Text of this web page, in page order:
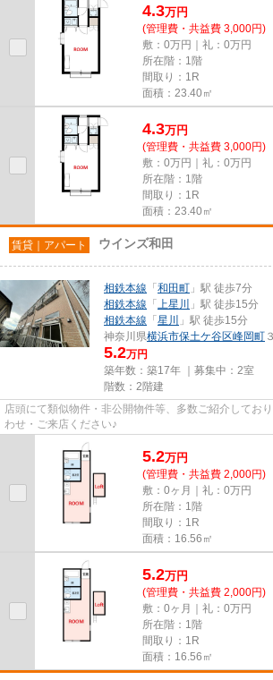
4.3万円
(管理費・共益費 3,000円)
敷：0万円｜礼：0万円
所在階：1階
間取り：1R
面積：23.40㎡
4.3万円
(管理費・共益費 3,000円)
敷：0万円｜礼：0万円
所在階：1階
間取り：1R
面積：23.40㎡
賃貸｜アパート ウインズ和田
相鉄本線 「 和田町 」駅 徒歩7分
相鉄本線 「 上星川
」駅 徒歩15分
相鉄本線 「 星川
」駅 徒歩15分
神奈川県横浜市保土ケ谷区峰岡町
5.2万円
築年数：築17年 ｜募集中： 2室
階数：2階建
店頭にて類似物件・非公開物件等、多数ご紹介してお
わせ・ご来店ください♪
5.2万円
(管理費・共益費 2,000円)
敷：0ヶ月｜礼：0万円
所在階：1階
間取り：1R
面積：16.56㎡
5.2万円
(管理費・共益費 2,000円)
敷：0ヶ月｜礼：0万円
所在階：1階
間取り：1R
面積：16.56㎡